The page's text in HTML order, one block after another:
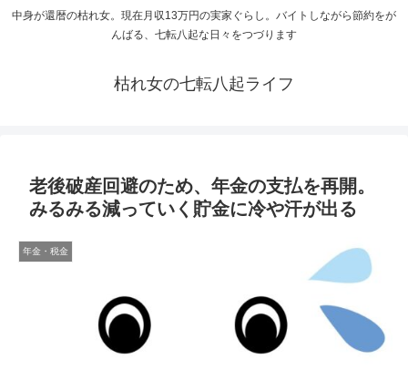
中身が還暦の枯れ女。現在月収13万円の実家ぐらし。バイトしながら節約をが
んばる、七転八起な日々をつづります
枯れ女の七転八起ライフ
老後破産回避のため、年金の支払を再開。
みるみる減っていく貯金に冷や汗が出る
年金・税金